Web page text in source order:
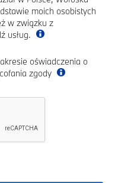
moich osobistych
w związku z
usług.
oświadczenia o
zgody